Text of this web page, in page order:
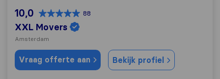
10,0 88
XXL Movers
Amsterdam
Vraag offerte aan Bekijk profiel